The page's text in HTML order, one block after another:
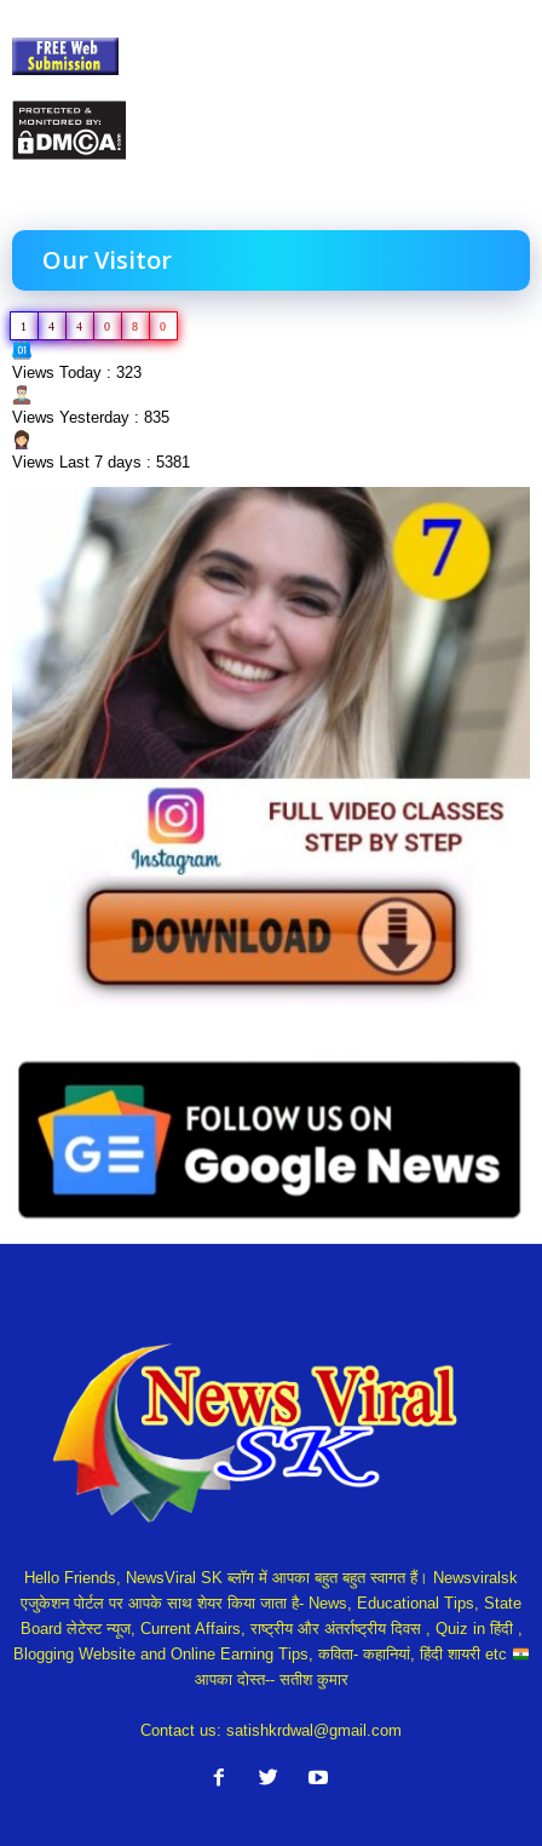
Our Visitor
1 4 4 0 8 0
Views Today : 323
Views Yesterday : 835
Views Last 7 days : 5381
Hello Friends, NewsViral SK ब्लॉग में आपका बहुत बहुत स्वागत हैं। Newsviralsk
एजुकेशन पोर्टल पर आपके साथ शेयर किया जाता है- News, Educational Tips, State
Board लेटेस्ट न्यूज, Current Affairs, राष्ट्रीय और अंतर्राष्ट्रीय दिवस , Quiz in हिंदी ,
Blogging Website and Online Earning Tips, कविता- कहानियां, हिंदी शायरी etc
आपका दोस्त-- सतीश कुमार
Contact us: satishkrdwal@gmail.com